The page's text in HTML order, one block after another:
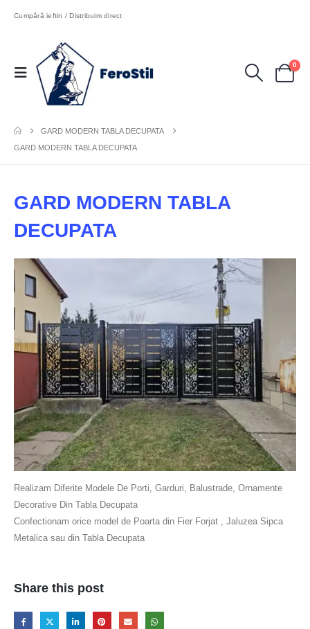
Cumpără ieftin / Distribuim direct
0
GARD MODERN TABLA DECUPATA
GARD MODERN TABLA DECUPATA
GARD MODERN TABLA
DECUPATA
Realizam Diferite Modele De Porti, Garduri, Balustrade, Ornamente
Decorative Din Tabla Decupata
Confectionam orice model de Poarta din Fier Forjat , Jaluzea Sipca
Metalica sau din Tabla Decupata
Share this post